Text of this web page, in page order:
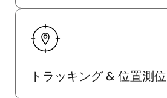
トラッキング & 位置測位